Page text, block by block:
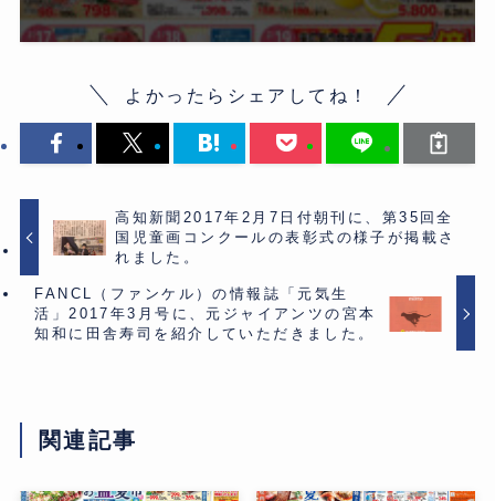
よかったらシェアしてね！
高知新聞2017年2月7日付朝刊に、第35回全
国児童画コンクールの表彰式の様子が掲載さ
れました。
FANCL（ファンケル）の情報誌「元気生
活」2017年3月号に、元ジャイアンツの宮本
知和に田舎寿司を紹介していただきました。
関連記事